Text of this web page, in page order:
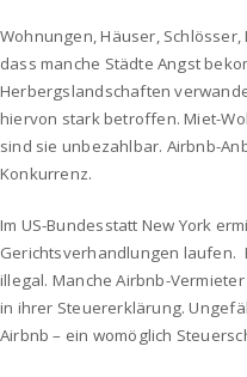
Wohnungen, Häuser,
dass manche Städte Angst
Herbergslandschaften
hiervon stark betroffen. Miet-
sind sie unbezahlbar. Airbnb-
Konkurrenz.
Im US-Bundesstatt New York
Gerichtsverhandlungen laufen.
illegal. Manche Airbnb-
in ihrer Steuererklärung.
Airbnb – ein womöglich